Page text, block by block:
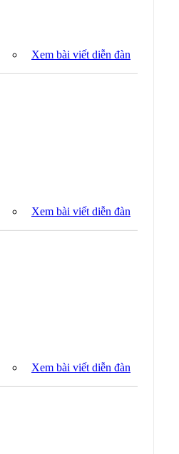
Xem bài viết diễn đàn
Xem bài viết diễn đàn
Xem bài viết diễn đàn